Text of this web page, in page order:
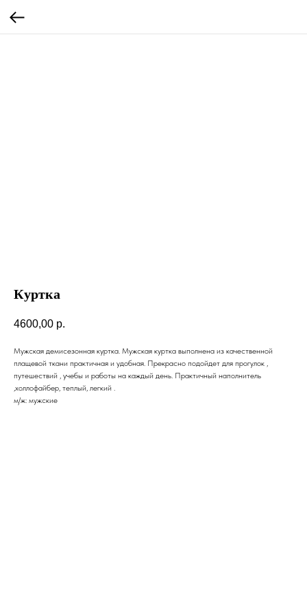
Куртка
4600,00 р.
Мужская демисезонная куртка. Мужская куртка выполнена из качественной
плащевой ткани практичная и удобная. Прекрасно подойдет для прогулок ,
путешествий , учебы и работы на каждый день. Практичный наполнитель
,холлофайбер, теплый, легкий .
м/ж: мужские